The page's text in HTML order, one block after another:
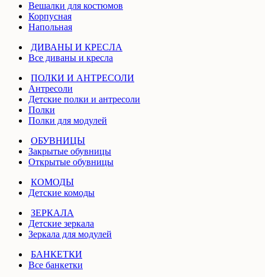
Вешалки для костюмов
Корпусная
Напольная
ДИВАНЫ И КРЕСЛА
Все диваны и кресла
ПОЛКИ И АНТРЕСОЛИ
Антресоли
Детские полки и антресоли
Полки
Полки для модулей
ОБУВНИЦЫ
Закрытые обувницы
Открытые обувницы
КОМОДЫ
Детские комоды
ЗЕРКАЛА
Детские зеркала
Зеркала для модулей
БАНКЕТКИ
Все банкетки